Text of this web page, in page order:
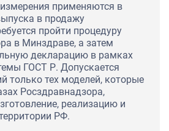
применяются в
в продажу
пройти процедуру
в Минздраве, а затем
декларацию в рамках
ГОСТ Р. Допускается
только тех моделей, которые
Росздравнадзора,
реализацию и
РФ.